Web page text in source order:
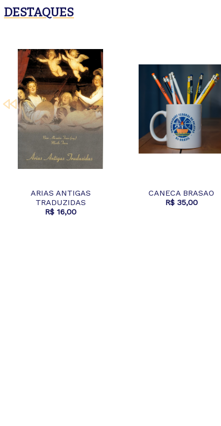
DESTAQUES
ARIAS ANTIGAS
TRADUZIDAS
R$ 16,00
CANECA BRASAO
R$ 35,00